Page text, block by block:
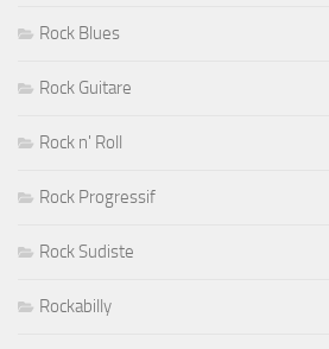
Rock Blues
Rock Guitare
Rock n' Roll
Rock Progressif
Rock Sudiste
Rockabilly